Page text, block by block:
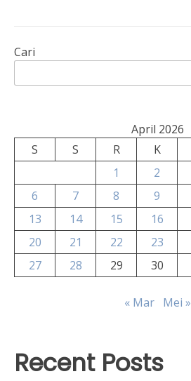
Cari
April 2026
S
S R K
1
2
6
7 8 9
13
14 15 16
20
21 22 23
27
28 29 30
« Mar Mei »
Recent Posts